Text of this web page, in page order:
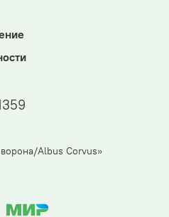
Albus Corvus»